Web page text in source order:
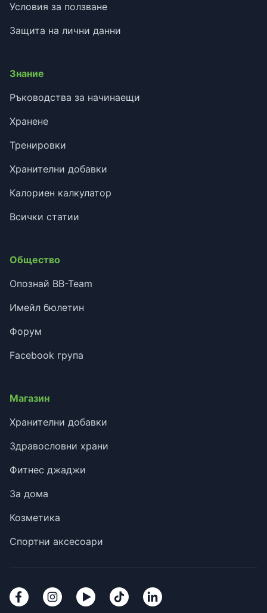
Условия за ползване
Защита на лични данни
Знание
Ръководства за начинаещи
Хранене
Тренировки
Хранителни добавки
Калориен калкулатор
Всички статии
Общество
Опознай BB-Team
Имейл бюлетин
Форум
Facebook група
Магазин
Хранителни добавки
Здравословни храни
Фитнес джаджи
За дома
Козметика
Спортни аксесоари